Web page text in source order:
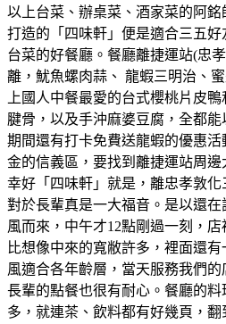
以上台菜、辦桌菜、酒家菜的阿
打造的「四味軒」便是適合三五
台菜的好餐廳。餐廳離捷運站(忠
離，魷魚螺肉蒜、 龍蝦三明治、
上國人中餐最愛的台式櫻桃片皮
腱骨，以及手沖麻婆豆腐，全都
期間還有打卡免費送龍蝦的優惠活
金的信義區，要找到離捷運站周邊
幸好「四味軒」就是，離忠孝敦化
對於長輩真是一大福音。是以還
風而來，中午才12點剛過一刻，
比想像中來的寬敝許多，裡面還
風適合各年齡層，當天服務我們
長輩的點餐也很有耐心。餐廳的
多，就連茶、飲料都有好幾頁，